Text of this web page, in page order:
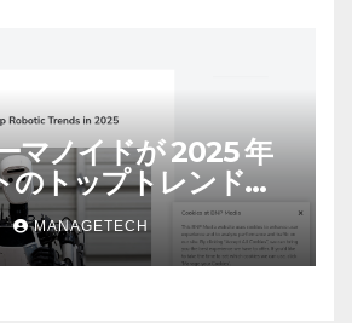
マノイドが 2025 年
トップトレンドに |
MANAGETECH